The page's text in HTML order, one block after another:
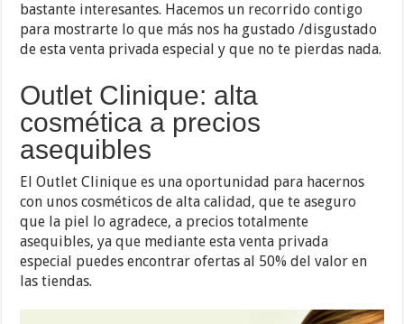
bastante interesantes. Hacemos un recorrido contigo
para mostrarte lo que más nos ha gustado /disgustado
de esta venta privada especial y que no te pierdas nada.
Outlet Clinique: alta
cosmética a precios
asequibles
El Outlet Clinique es una oportunidad para hacernos
con unos cosméticos de alta calidad, que te aseguro
que la piel lo agradece, a precios totalmente
asequibles, ya que mediante esta venta privada
especial puedes encontrar ofertas al 50% del valor en
las tiendas.